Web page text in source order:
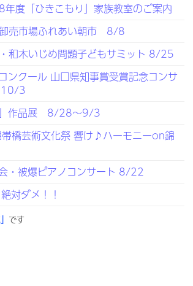
年度「ひきこもり」家族教室のご案内
売市場ふれあい朝市 8/8
和木いじめ問題子どもサミット 8/25
ンクール 山口県知事賞受賞記念コンサ
10/3
」作品展 8/28～9/3
橋芸術文化祭 響け♪ハーモニーon錦
・被爆ピアノコンサート 8/22
対ダメ！！
です